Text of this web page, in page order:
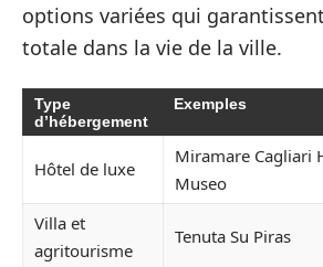
options variées qui
totale dans la vie de la ville.
Type
d’hébergement
Exemples
Hôtel de luxe
Miramare Cagliari
Museo
Villa et
agritourisme
Tenuta Su Piras